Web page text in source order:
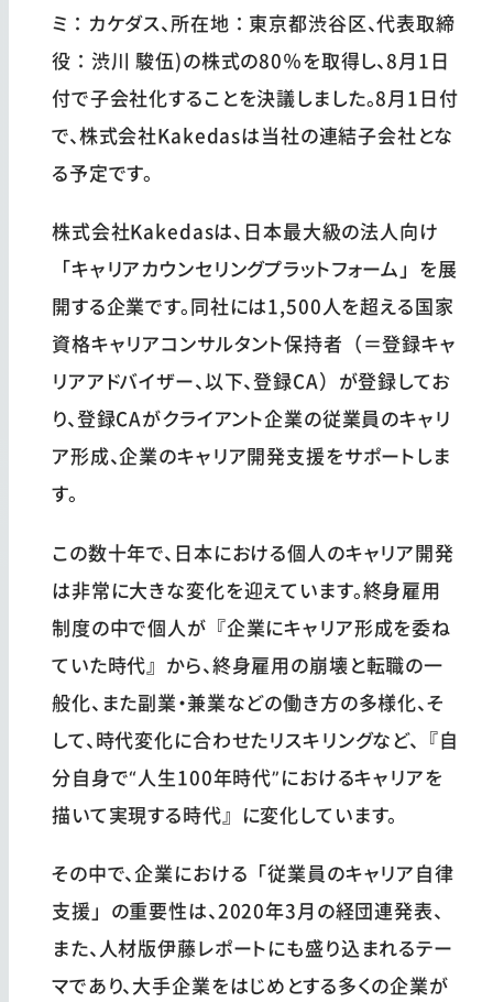
ミ：カケダス、所在地：東京都渋谷区、代表取締
役：渋川 駿伍)の株式の80％を取得し、8月1日
付で子会社化することを決議しました。8月1日付
で、株式会社Kakedasは当社の連結子会社とな
る予定です。
株式会社Kakedasは、日本最大級の法人向け
「キャリアカウンセリングプラットフォーム」を展
開する企業です。同社には1,500人を超える国家
資格キャリアコンサルタント保持者（＝登録キャ
リアアドバイザー、以下、登録CA）が登録してお
り、登録CAがクライアント企業の従業員のキャリ
ア形成、企業のキャリア開発支援をサポートしま
す。
この数十年で、日本における個人のキャリア開発
は非常に大きな変化を迎えています。終身雇用
制度の中で個人が『企業にキャリア形成を委ね
ていた時代』から、終身雇用の崩壊と転職の一
般化、また副業・兼業などの働き方の多様化、そ
して、時代変化に合わせたリスキリングなど、『自
分自身で“人生100年時代”におけるキャリアを
描いて実現する時代』に変化しています。
その中で、企業における「従業員のキャリア自律
支援」の重要性は、2020年3月の経団連発表、
また、人材版伊藤レポートにも盛り込まれるテー
マであり、大手企業をはじめとする多くの企業が